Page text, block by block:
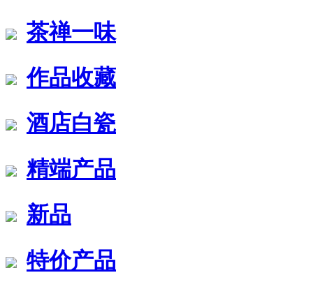
茶禅一味
作品收藏
酒店白瓷
精端产品
新品
特价产品